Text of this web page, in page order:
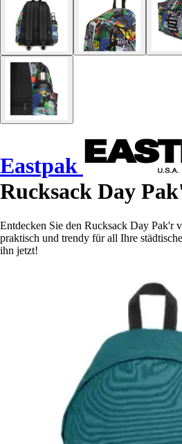
Eastpak
Rucksack Day
Entdecken Sie den Rucksack Day Pak'r
praktisch und trendy für all Ihre
ihn jetzt!